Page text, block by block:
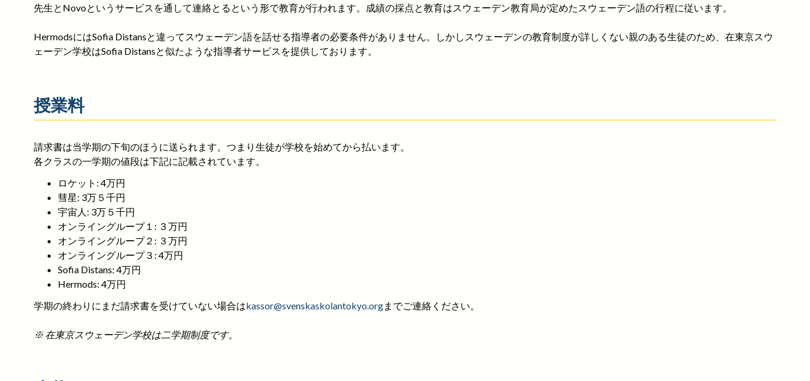
先生とNovoというサービスを通して連絡とるという形で教育が行われます。成績の採点と教育はスウェーデン教育局が定めたスウェーデン語の行程に従います。
HermodsにはSofia Distansと違ってスウェーデン語を話せる指導者の必要条件がありません。しかしスウェーデンの教育制度が詳しくない親のある生徒のため、在東京スウ
ェーデン学校はSofia Distansと似たような指導者サービスを提供しております。
授業料
請求書は当学期の下旬のほうに送られます。つまり生徒が学校を始めてから払います。
各クラスの一学期の値段は下記に記載されています。
ロケット: 4万円
彗星: 3万５千円
宇宙人: 3万５千円
オンライングループ１: ３万円
オンライングループ２: ３万円
オンライングループ３: 4万円
Sofia Distans: 4万円
Hermods: 4万円
学期の終わりにまだ請求書を受けていない場合はkassor@svenskaskolantokyo.orgまでご連絡ください。
※ 在東京スウェーデン学校は二学期制度です。